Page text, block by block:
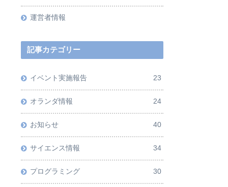
運営者情報
記事カテゴリー
イベント実施報告 23
オランダ情報 24
お知らせ 40
サイエンス情報 34
プログラミング 30